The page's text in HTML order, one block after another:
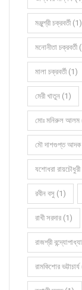
মঞ্জুশ্রী চক্রবর্তী (1)
মনোনীতা চক্রবর্তী
মালা চক্রবর্তী (1)
মেরী খাতুন (1)
মোঃ মনিরুল আলম
মৌ দাশগুপ্ত
যশোধরা
রবীন বসু (1)
রাখী সরদার (1)
রাজশ্রী
রামকিশোর